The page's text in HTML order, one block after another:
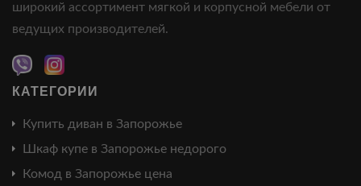
широкий ассортимент мягкой и корпусной мебели от
ведущих производителей.
КАТЕГОРИИ
Купить диван в Запорожье
Шкаф купе в Запорожье недорого
Комод в Запорожье цена